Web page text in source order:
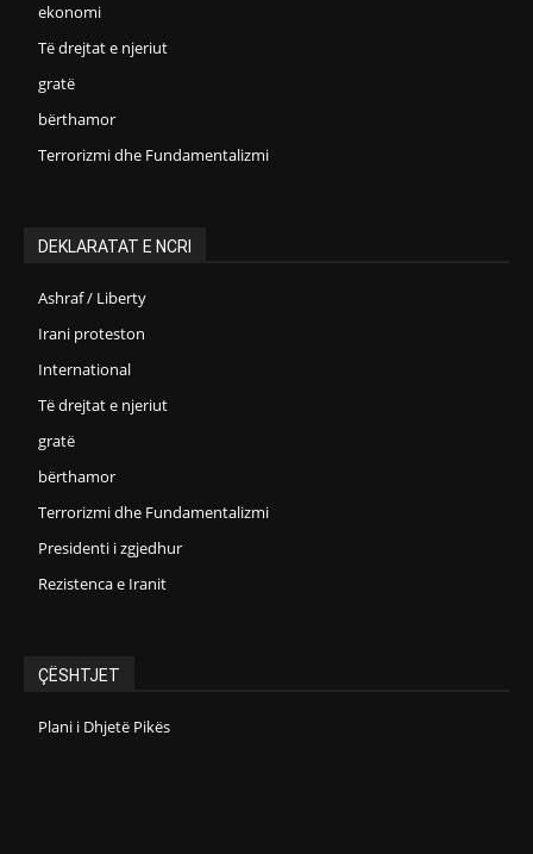
ekonomi
Të drejtat e njeriut
gratë
bërthamor
Terrorizmi dhe Fundamentalizmi
DEKLARATAT E NCRI
Ashraf / Liberty
Irani proteston
International
Të drejtat e njeriut
gratë
bërthamor
Terrorizmi dhe Fundamentalizmi
Presidenti i zgjedhur
Rezistenca e Iranit
ÇËSHTJET
Plani i Dhjetë Pikës